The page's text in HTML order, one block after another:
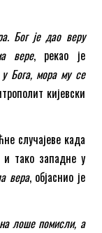
Бог је дао веру
вере, рекао је
Бога, мора му се
кијевски
случајеве када
тако западне у
вера, објаснио је
лоше помисли, а